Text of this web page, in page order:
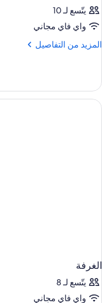
يتّسع لـ 10
واي فاي مجاني
المزيد من التفاصيل
المزيد
الغرفة
الغرفة
يتّسع لـ 8
واي فاي مجاني